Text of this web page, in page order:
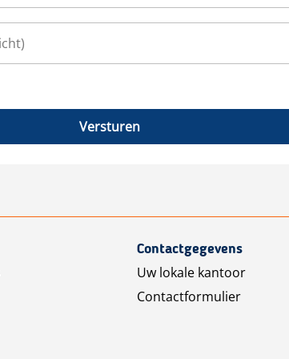
Versturen
Contactgegevens
Uw lokale kantoor
Contactformulier